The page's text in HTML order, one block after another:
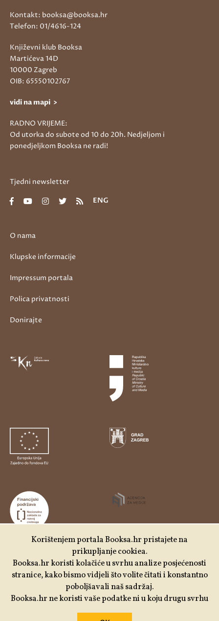
Udruga Kulturtreger je korisnik institucionalne podrške
Nacionalne zaklade za razvoj civilnoga društva za
stabilizaciju i/ili razvoj udruge u području demokratizacije i
društvenog razvoja.
O nama
Klupske informacije
Impressum portala
Polica privatnosti
Donirajte
Kontakt: booksa@booksa.hr
Telefon: 01/4616-124
Književni klub Booksa
Martićeva 14D
10000 Zagreb
OIB: 65550102767
vidi na mapi >
RADNO VRIJEME:
Od utorka do subote od 10 do 20h. Nedjeljom i
ponedjeljkom Booksa ne radi!
Tjedni newsletter
ENG
Korištenjem portala Booksa.hr pristajete na
prikupljanje cookiea.
Booksa.hr koristi kolačiće u svrhu analize posjećenosti
stranice, kako bismo vidjeli što volite čitati i konstantno
poboljšavali naš sadržaj.
Booksa.hr ne koristi vaše podatke ni u koju drugu svrhu